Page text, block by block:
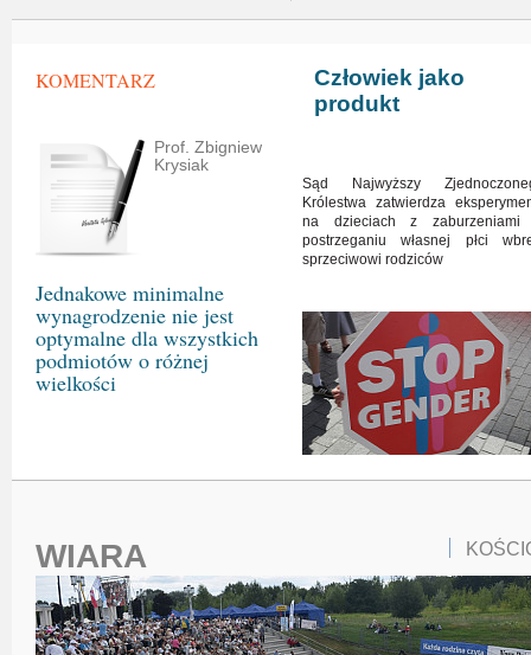
KOMENTARZ
Prof. Zbigniew
Krysiak
Jednakowe minimalne
wynagrodzenie nie jest
optymalne dla wszystkich
podmiotów o różnej
wielkości
Człowiek jako
produkt
Sąd Najwyższy
Królestwa zatwierdza
na dzieciach z zaburzeniami
postrzeganiu własnej płci
sprzeciwowi rodziców
WIARA